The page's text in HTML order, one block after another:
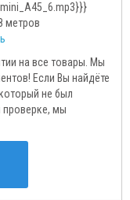
метров
на все товары. Мы
Если Вы найдёте
не был
мы